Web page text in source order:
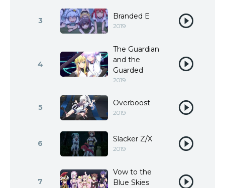
3 Branded E
2019
4
The Guardian
and the
Guarded
2019
5 Overboost
2019
6 Slacker Z/X
2019
7
Vow to the
Blue Skies